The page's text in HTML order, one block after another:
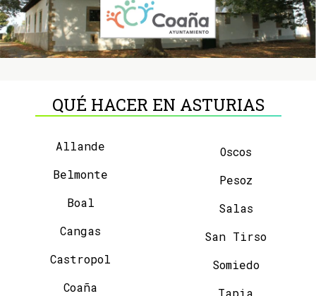
QUÉ HACER EN ASTURIAS
Allande
Belmonte
Boal
Cangas
Castropol
Coaña
Oscos
Pesoz
Salas
San Tirso
Somiedo
Tapia